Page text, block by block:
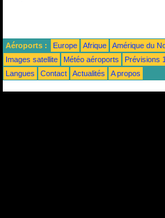
Aéroports : Europe Afrique Amérique du
Images satellite
Météo aéroports Prévisions
Langues
Contact Actualités A propos